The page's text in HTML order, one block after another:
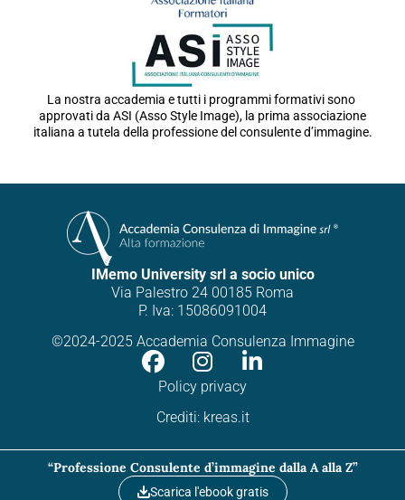
La nostra accademia e tutti i programmi formativi sono
approvati da ASI (Asso Style Image), la prima associazione
italiana a tutela della professione del consulente d’immagine.
IMemo University srl a socio unico
Via Palestro 24 00185 Roma
P. Iva: 15086091004
©2024-2025 Accademia Consulenza Immagine
Policy privacy
Crediti: kreas.it
“Professione Consulente d’immagine dalla A alla Z”
Scarica l'ebook gratis